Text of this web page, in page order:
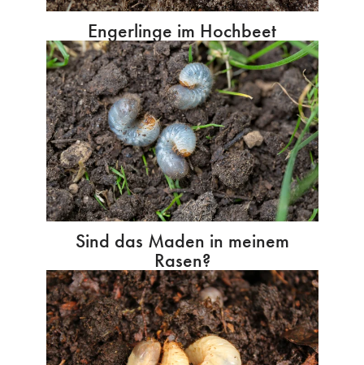
Engerlinge im Hochbeet
Sind das Maden in meinem
Rasen?